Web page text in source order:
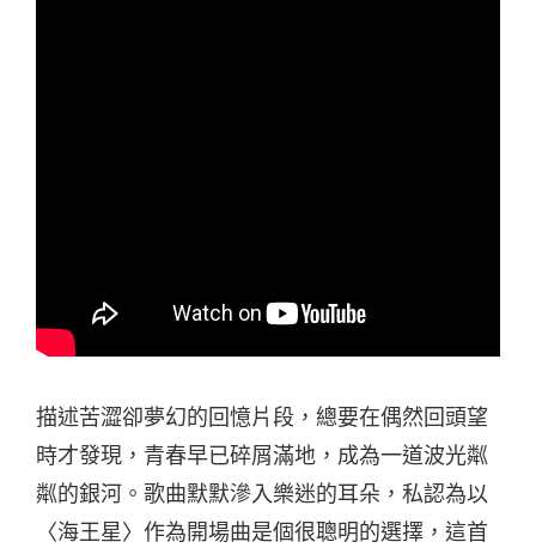
描述苦澀卻夢幻的回憶片段，總要在偶然回頭望
時才發現，青春早已碎屑滿地，成為一道波光粼
粼的銀河。歌曲默默滲入樂迷的耳朵，私認為以
〈海王星〉作為開場曲是個很聰明的選擇，這首